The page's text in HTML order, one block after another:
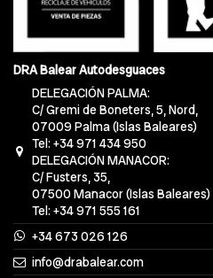
DRA Balear Autodesguaces
DELEGACIÓN PALMA:
C/ Gremi de Boneters, 5, Nord,
07009 Palma (Islas Baleares)
Tel: +34 971 434 950
DELEGACIÓN MANACOR:
C/ Fusters, 35,
07500 Manacor (Islas Baleares)
Tel: +34 971 555 161
+34 673 026 126
info@drabalear.com